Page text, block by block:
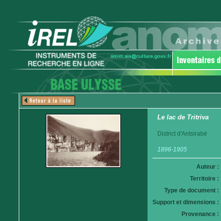
Le lac de Tritriva
District d'Antsirabé
1896-1905
Auteur :
Territoire :
Type de document :
Support et dimensions :
Provenance :